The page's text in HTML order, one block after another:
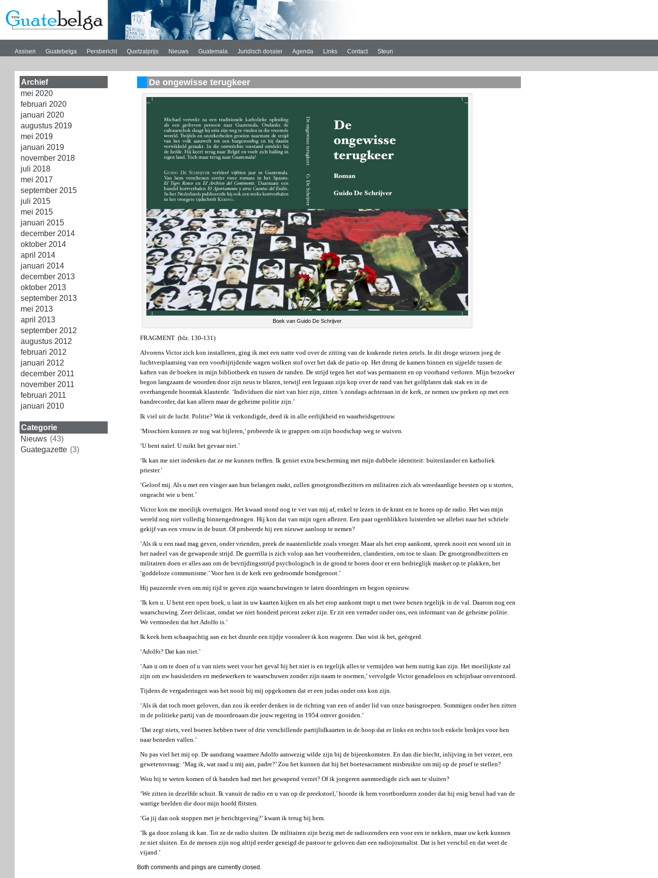
Assisen Guatebelga Persbericht Quetzalprijs Nieuws Guatemala Juridisch dossier Agenda Links Contact Steun
Archief
mei 2020
februari 2020
januari 2020
augustus 2019
mei 2019
januari 2019
november 2018
juli 2018
mei 2017
september 2015
juli 2015
mei 2015
januari 2015
december 2014
oktober 2014
april 2014
januari 2014
december 2013
oktober 2013
september 2013
mei 2013
april 2013
september 2012
augustus 2012
februari 2012
januari 2012
december 2011
november 2011
februari 2011
januari 2010
Categorie
Nieuws (43)
Guategazette (3)
De ongewisse terugkeer
Boek van Guido De Schrijver
FRAGMENT (blz. 130-131)
Alvorens Victor zich kon installeren, ging ik met een natte vod over de zitting van de krakende rieten zetels. In dit droge seizoen joeg de
luchtverplaatsing van een voorbijrijdende wagen wolken stof over het dak de patio op. Het drong de kamers binnen en sijpelde tussen de
kaften van de boeken in mijn bibliotheek en tussen de tanden. De strijd tegen het stof was permanent en op voorhand verloren. Mijn bezoeker
begon langzaam de woorden door zijn neus te blazen, terwijl een leguaan zijn kop over de rand van het golfplaten dak stak en in de
overhangende boomtak klauterde. ‘Individuen die niet van hier zijn, zitten ’s zondags achteraan in de kerk, ze nemen uw preken op met een
bandrecorder, dat kan alleen maar de geheime politie zijn.’
Ik viel uit de lucht. Politie? Wat ik verkondigde, deed ik in alle eerlijkheid en waarheidsgetrouw.
‘Misschien kunnen ze nog wat bijleren,’ probeerde ik te grappen om zijn boodschap weg te wuiven.
‘U bent naïef. U ruikt het gevaar niet.’
‘Ik kan me niet indenken dat ze me kunnen treffen. Ik geniet extra bescherming met mijn dubbele identiteit: buitenlander en katholiek
priester.’
‘Geloof mij. Als u met een vinger aan hun belangen raakt, zullen grootgrondbezitters en militairen zich als wreedaardige beesten op u storten,
ongeacht wie u bent.’
Victor kon me moeilijk overtuigen. Het kwaad stond nog te ver van mij af, enkel te lezen in de krant en te horen op de radio. Het was mijn
wereld nog niet volledig binnengedrongen. Hij kon dat van mijn ogen aflezen. Een paar ogenblikken luisterden we allebei naar het schriele
gekijf van een vrouw in de buurt. Of probeerde hij een nieuwe aanloop te nemen?
‘Als ik u een raad mag geven, onder vrienden, preek de naastenliefde zoals vroeger. Maar als het erop aankomt, spreek nooit een woord uit in
het nadeel van de gewapende strijd. De guerrilla is zich volop aan het voorbereiden, clandestien, om toe te slaan. De grootgrondbezitters en
militairen doen er alles aan om de bevrijdingsstrijd psychologisch in de grond te boren door er een bedrieglijk masker op te plakken, het
‘goddeloze communisme.’ Voor hen is de kerk een gedroomde bondgenoot.’
Hij pauzeerde even om mij tijd te geven zijn waarschuwingen te laten doordringen en begon opnieuw.
‘Ik ken u. U bent een open boek, u laat in uw kaarten kijken en als het erop aankomt trapt u met twee benen tegelijk in de val. Daarom nog een
waarschuwing. Zeer delicaat, omdat we niet honderd percent zeker zijn. Er zit een verrader onder ons, een informant van de geheime politie.
We vermoeden dat het Adolfo is.’
Ik keek hem schaapachtig aan en het duurde een tijdje vooraleer ik kon reageren. Dan wist ik het, geërgerd.
‘Adolfo? Dat kan niet.’
‘Aan u om te doen of u van niets weet voor het geval hij het niet is en tegelijk alles te vermijden wat hem nuttig kan zijn. Het moeilijkste zal
zijn om uw basisleiders en medewerkers te waarschuwen zonder zijn naam te noemen,’ vervolgde Victor genadeloos en schijnbaar onverstoord.
Tijdens de vergaderingen was het nooit bij mij opgekomen dat er een judas onder ons kon zijn.
‘Als ik dat toch moet geloven, dan zou ik eerder denken in de richting van een of ander lid van onze basisgroepen. Sommigen onder hen zitten
in de politieke partij van de moordenaars die jouw regering in 1954 omver gooiden.’
‘Dat zegt niets, veel boeren hebben twee of drie verschillende partijlidkaarten in de hoop dat er links en rechts toch enkele brokjes voor hen
naar beneden vallen.’
Nu pas viel het mij op. De aandrang waarmee Adolfo aanwezig wilde zijn bij de bijeenkomsten. En dan die biecht, inlijving in het verzet, een
gewetensvraag: ‘Mag ik, wat raad u mij aan, padre?’ Zou het kunnen dat hij het boetesacrament misbruikte om mij op de proef te stellen?
Wou hij te weten komen of ik banden had met het gewapend verzet? Of ik jongeren aanmoedigde zich aan te sluiten?
‘We zitten in dezelfde schuit. Ik vanuit de radio en u van op de preekstoel,’ hoorde ik hem voortborduren zonder dat hij enig benul had van de
warrige beelden die door mijn hoofd flitsten.
‘Ga jij dan ook stoppen met je berichtgeving?’ kwam ik terug bij hem.
‘Ik ga door zolang ik kan. Tot ze de radio sluiten. De militairen zijn bezig met de radiozenders een voor een te nekken, maar uw kerk kunnen
ze niet sluiten. En de mensen zijn nog altijd eerder geneigd de pastoor te geloven dan een radiojournalist. Dat is het verschil en dat weet de
vijand.’
Both comments and pings are currently closed.